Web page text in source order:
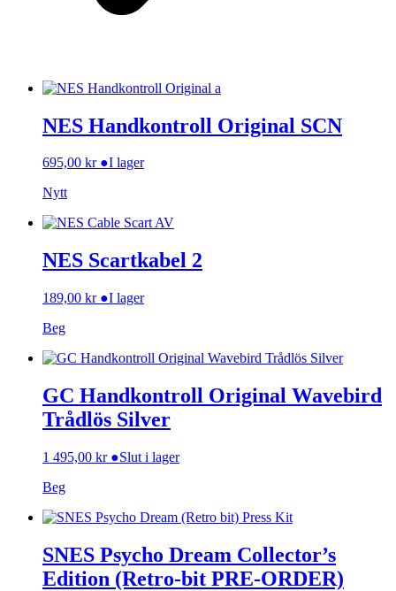
NES Handkontroll Original SCN
695,00 kr ●I lager
Nytt
NES Scartkabel 2
189,00 kr ●I lager
Beg
GC Handkontroll Original Wavebird
Trådlös Silver
1 495,00 kr ●Slut i lager
Beg
SNES Psycho Dream Collector’s
Edition (Retro-bit PRE-ORDER)